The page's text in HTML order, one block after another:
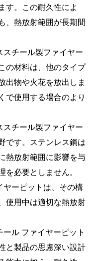
す。この耐久性によ
、熱放射範囲が長期間
チール製ファイヤー
の材料は、他のタイプ
出物や火花を放出しま
で使用する場合のより
チール製ファイヤー
です。ステンレス鋼は
熱放射範囲に影響を与
を必要としません。
ーピットは、その構
使用中は適切な熱放射
ル ファイヤーピット
と製品の思慮深い設計